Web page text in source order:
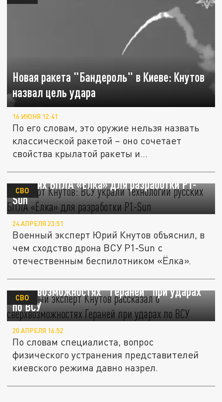
Новая ракета "Бандероль" в Киеве: Кнутов
назвал цель удара
16 ИЮНЯ 12:41
По его словам, это оружие нельзя назвать
классической ракетой – оно сочетает
свойства крылатой ракеты и...
Эксперт Кнутов: ВСУ украли технологии
русских БПЛА «Ёлка» для разработки P1-
Sun
СВО
24 АПРЕЛЯ 23:51
Военный эксперт Юрий Кнутов объяснил, в
чем сходство дрона ВСУ P1‑Sun с
отечественным беспилотником «Ёлка».
Военный эксперт Кнутов рассказал о
сверхвозможностях "Гераней" при ударах
по ВСУ
СВО
20 АПРЕЛЯ 16:52
По словам специалиста, вопрос
физического устранения представителей
киевского режима давно назрел.